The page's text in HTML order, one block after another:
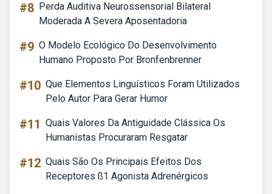
#8 Perda Auditiva Neurossensorial Bilateral
Moderada A Severa Aposentadoria
#9 O Modelo Ecológico Do Desenvolvimento
Humano Proposto Por Bronfenbrenner
#10 Que Elementos Linguísticos Foram Utilizados
Pelo Autor Para Gerar Humor
#11 Quais Valores Da Antiguidade Clássica Os
Humanistas Procuraram Resgatar
#12 Quais São Os Principais Efeitos Dos
Receptores ß1 Agonista Adrenérgicos